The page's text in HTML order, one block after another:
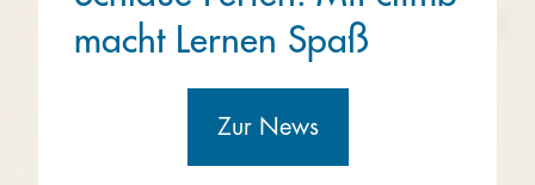
macht Lernen Spaß
Zur News